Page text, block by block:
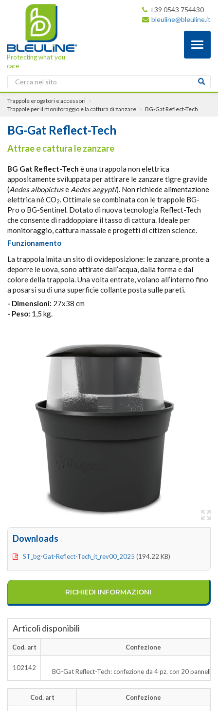
Protecting what you
care
+39 0543 754430
bleuline@bleuline.it
Trappole erogatori e accessori
Trappole per il monitoraggio e la cattura di zanzare
BG-Gat Reflect-Tech
BG-Gat Reflect-Tech
Attrae e cattura le zanzare
BG Gat Reflect-Tech è una trappola non elettrica
appositamente sviluppata per attirare le zanzare tigre gravide
(Aedes albopictuse Aedes aegypti). Non richiede alimentazione
elettrica né CO2. Ottimale se combinata con le trappole BG-
Pro o BG-Sentinel. Dotato di nuova tecnologia Reflect-Tech
che consente di raddoppiare il tasso di cattura. Ideale per
monitoraggio, cattura massale e progetti di citizen science.
Funzionamento
La trappola imita un sito di ovideposizione: le zanzare, pronte a
deporre le uova, sono attirate dall’acqua, dalla forma e dal
colore della trappola. Una volta entrate, volano all’interno fino
a posarsi su di una superficie collante posta sulle pareti.
- Dimensioni: 27x38 cm
- Peso: 1,5 kg.
Downloads
ST_bg-Gat-Reflect-Tech_it_rev00_2025 (194.22 KB)
RICHIEDI INFORMAZIONI
Articoli disponibili
Cod. art Confezione
102142 BG-Gat Reflect-Tech: confezione da 4 pz. con 20 pannelli
Cod. art Confezione